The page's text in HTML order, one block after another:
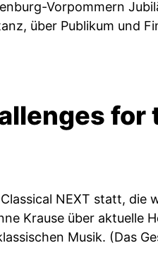
Vorpommern
über Publikum und
NEXT statt,
Krause über ­aktuelle
Musik. (Das